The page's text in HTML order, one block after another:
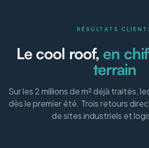
RÉSULTATS
Le cool roof, en
terrain
Sur les 2 millions de m² déjà traités,
dès le premier été. Trois retours
de sites industriels et